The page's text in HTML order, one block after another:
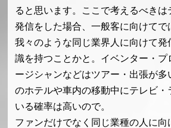
ると思います。ここで考えるべき
発信をした場合、一般客に向けてで
我々のような同じ業界人に向けて発
識を持つことかと。イベンター・プ
ージシャンなどはツアー・出張が多
のホテルや車内の移動中にテレビ・
いる確率は高いので。
ファンだけでなく同じ業種の人に向